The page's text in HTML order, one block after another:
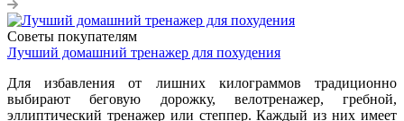
Советы покупателям
Лучший домашний тренажер для похудения
Для избавления от лишних килограммов традиционно
выбирают беговую дорожку, велотренажер, гребной,
эллиптический тренажер или степпер. Каждый из них имеет